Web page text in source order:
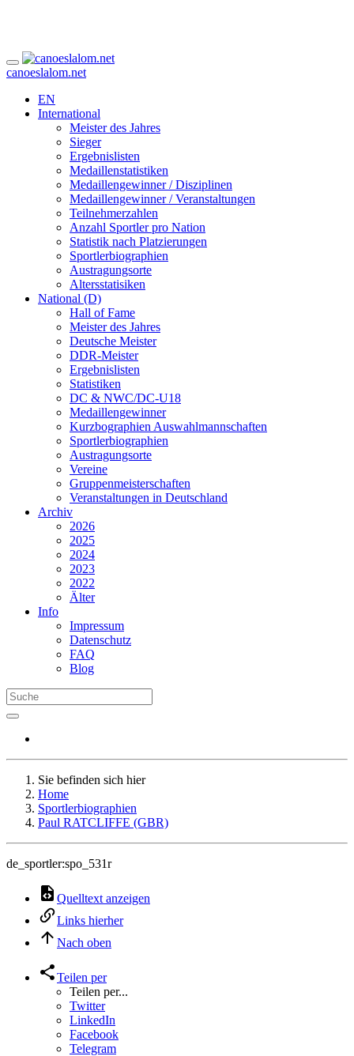
canoeslalom.net
EN
International
Meister des Jahres
Sieger
Ergebnislisten
Medaillenstatistiken
Medaillengewinner / Disziplinen
Medaillengewinner / Veranstaltungen
Teilnehmerzahlen
Anzahl Sportler pro Nation
Statistik nach Platzierungen
Sportlerbiographien
Austragungsorte
Altersstatisiken
National (D)
Hall of Fame
Meister des Jahres
Deutsche Meister
DDR-Meister
Ergebnislisten
Statistiken
DC & NWC/DC-U18
Medaillengewinner
Kurzbographien Auswahlmannschaften
Sportlerbiographien
Austragungsorte
Vereine
Gruppenmeisterschaften
Veranstaltungen in Deutschland
Archiv
2026
2025
2024
2023
2022
Älter
Info
Impressum
Datenschutz
FAQ
Blog
Sie befinden sich hier
Home
Sportlerbiographien
Paul RATCLIFFE (GBR)
de_sportler:spo_531r
Quelltext anzeigen
Links hierher
Nach oben
Teilen per
Teilen per...
Twitter
LinkedIn
Facebook
Telegram